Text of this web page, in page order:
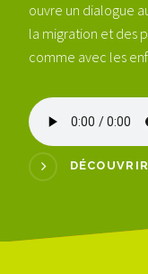
ouvre un dialogue
la migration et des
comme avec les